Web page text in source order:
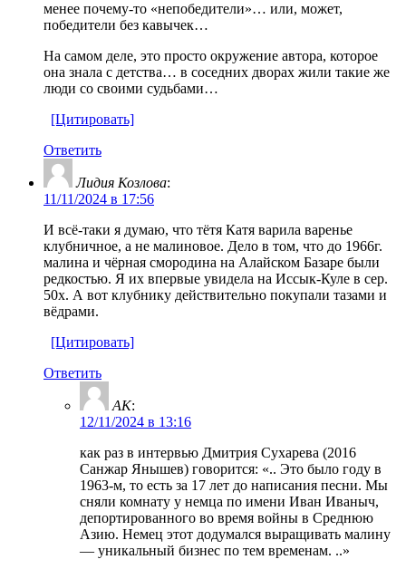
менее почему-то «непобедители»… или, может,
победители без кавычек…
На самом деле, это просто окружение автора, которое
она знала с детства… в соседних дворах жили такие же
люди со своими судьбами…
[Цитировать]
Ответить
Лидия Козлова:
11/11/2024 в 17:56
И всё-таки я думаю, что тётя Катя варила варенье
клубничное, а не малиновое. Дело в том, что до 1966г.
малина и чёрная смородина на Алайском Базаре были
редкостью. Я их впервые увидела на Иссык-Куле в сер.
50х. А вот клубнику действительно покупали тазами и
вёдрами.
[Цитировать]
Ответить
AK:
12/11/2024 в 13:16
как раз в интервью Дмитрия Сухарева (2016
Санжар Янышев) говорится: «.. Это было году в
1963-м, то есть за 17 лет до написания песни. Мы
сняли комнату у немца по имени Иван Иваныч,
депортированного во время войны в Среднюю
Азию. Немец этот додумался выращивать малину
— уникальный бизнес по тем временам. ..»